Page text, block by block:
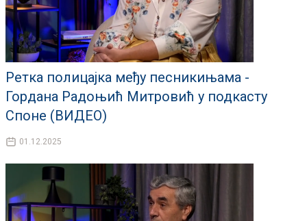
Ретка полицајка међу песникињама -
Гордана Радоњић Митровић у подкасту
Споне (ВИДЕО)
01.12.2025